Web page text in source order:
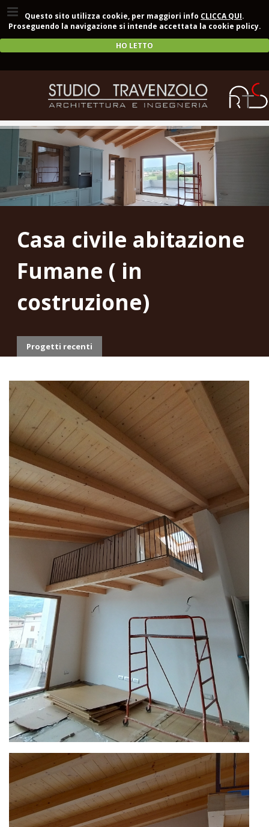
Questo sito utilizza cookie, per maggiori info CLICCA QUI.
Proseguendo la navigazione si intende accettata la cookie policy.
HO LETTO
Casa civile abitazione
Fumane ( in
costruzione)
Progetti recenti